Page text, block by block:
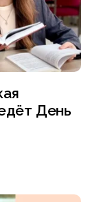
День